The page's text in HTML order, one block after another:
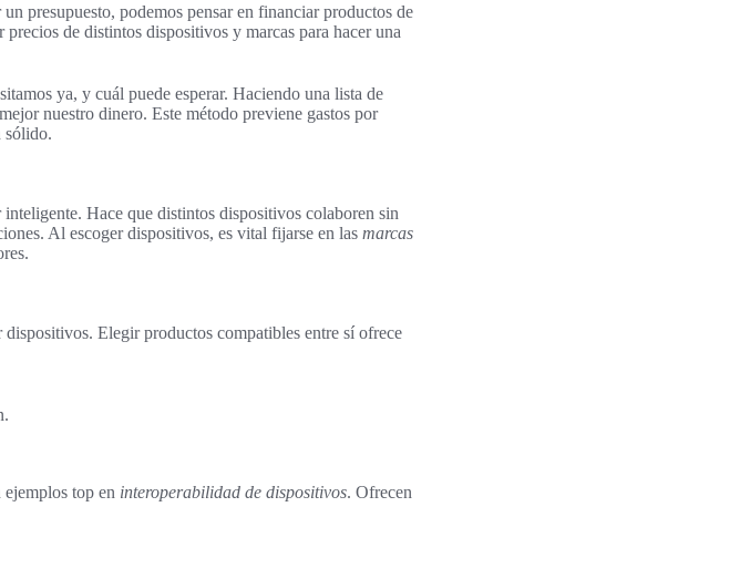
presupuesto, podemos pensar en financiar productos de
de distintos dispositivos y marcas para hacer una
ya, y cuál puede esperar. Haciendo una lista de
nuestro dinero. Este método previene gastos por
sólido.
Hace que distintos dispositivos colaboren sin
Al escoger dispositivos, es vital fijarse en las marcas
Elegir productos compatibles entre sí ofrece
top en interoperabilidad de dispositivos. Ofrecen